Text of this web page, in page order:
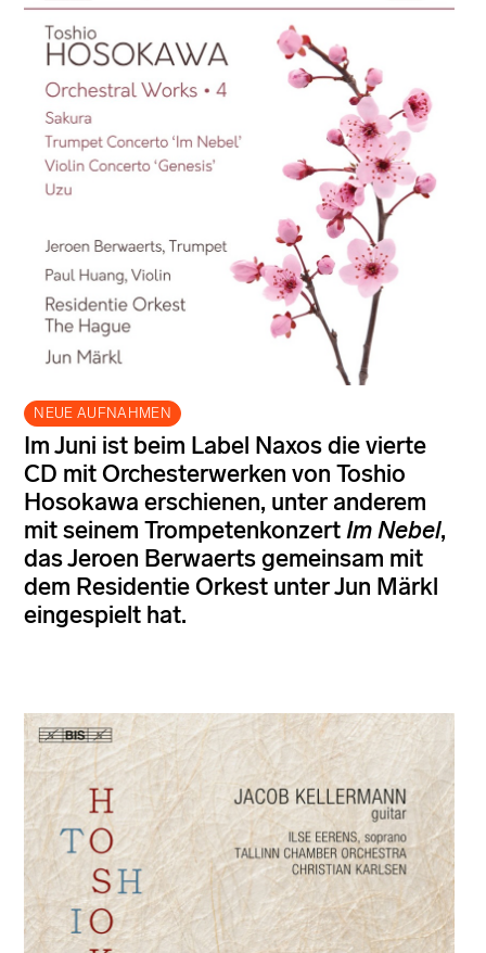
NEUE AUFNAHMEN
Im Juni ist beim Label Naxos die vierte
CD mit Orchesterwerken von Toshio
Hosokawa erschienen, unter anderem
mit seinem TrompetenkonzertIm Nebel,
das Jeroen Berwaerts gemeinsam mit
dem Residentie Orkest unter Jun Märkl
eingespielt hat.